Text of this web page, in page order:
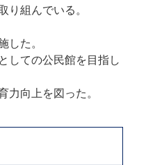
り組んでいる。
した。
しての公民館を目指し
力向上を図った。